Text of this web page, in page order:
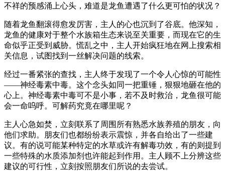
不祥的预感涌上心头，难道是龙鱼遭遇了什么更可怕的状况？
随着龙鱼翻滚得愈发厉害，主人的心也沉到了谷底。他深知，
龙鱼的健康对于整个水族箱生态来说至关重要，而现在它的生
命似乎正受到威胁。慌乱之中，主人开始疯狂地在网上搜索相
关信息，试图找到一丝解决问题的线索。
经过一番紧张的查找，主人终于发现了一个令人心惊的可能性
——神经毒素中毒。这个念头如同一把重锤，狠狠地砸在他的
心上。神经毒素中毒可不是小事，若不及时救治，龙鱼很可能
会一命呜呼。可解药究竟在哪里呢？
主人心急如焚，立刻联系了周围所有熟悉水族养殖的朋友，向
他们求助。朋友们也都纷纷表示震惊，并各自给出了一些建
议。有的说可能某种特定的水草或许有解毒功效，有的则提到
一些特殊的水质添加剂也许能起到作用。主人顾不上分辨这些
建议的可行性，立刻按照朋友们所说的去尝试。